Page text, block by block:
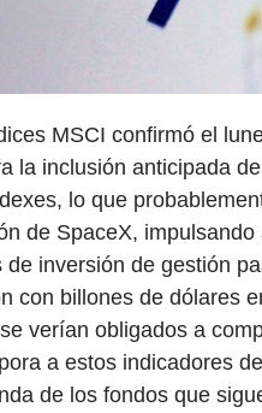
MSCI confirmó el
la inclusión anticipada
lo que
de SpaceX,
de inversión de gestión
con billones de dólares
verían obligados a
a estos indicadores
de los fondos que